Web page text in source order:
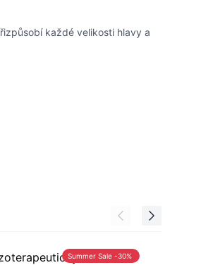
každé velikosti hlavy a
Summer Sale -30%